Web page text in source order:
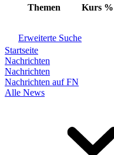
Themen Kurs %
Erweiterte Suche
Startseite
Nachrichten
Nachrichten
Nachrichten auf FN
Alle News